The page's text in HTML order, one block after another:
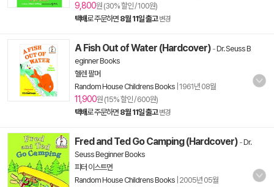
9,800원 (30% 할인 / 100원)
택배로 주문하면 8월 11일 출고 변경
A Fish Out of Water (Hardcover) -Dr. Seuss B
eginner Books
헬렌 팔머
Random House Childrens Books 1961년 08월
11,900원 (15% 할인 / 600원)
택배로 주문하면 8월 11일 출고 변경
Fred and Ted Go Camping (Hardcover) -Dr.
Seuss Beginner Books
피터 이스트먼
Random House Childrens Books 2005년 05월